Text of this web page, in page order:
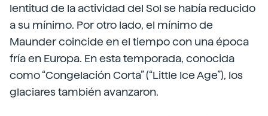
lentitud de la actividad del Sol se había reducido
a su mínimo. Por otro lado, el mínimo de
Maunder coincide en el tiempo con una época
fría en Europa. En esta temporada, conocida
como “Congelación Corta” (“Little Ice Age”), los
glaciares también avanzaron.